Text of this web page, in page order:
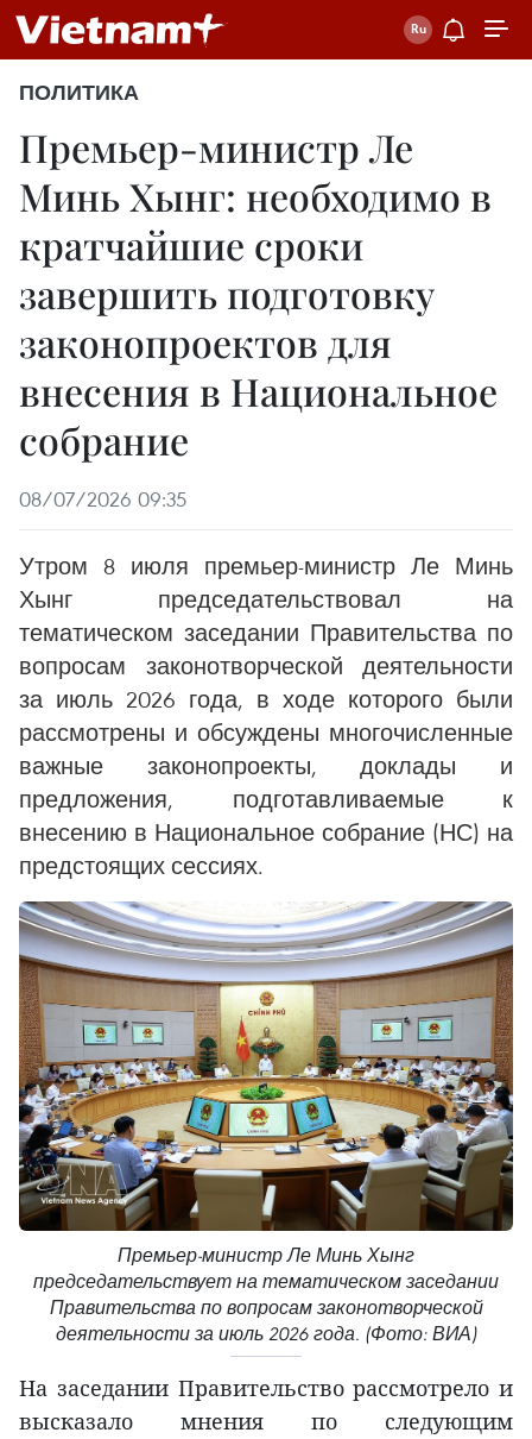
ПОЛИТИКА
Премьер-министр Ле
Минь Хынг: необходимо в
кратчайшие сроки
завершить подготовку
законопроектов для
внесения в Национальное
собрание
08/07/2026 09:35
Утром 8 июля премьер-министр Ле Минь
Хынг председательствовал на
тематическом заседании Правительства по
вопросам законотворческой деятельности
за июль 2026 года, в ходе которого были
рассмотрены и обсуждены многочисленные
важные законопроекты, доклады и
предложения, подготавливаемые к
внесению в Национальное собрание (НС) на
предстоящих сессиях.
Премьер-министр Ле Минь Хынг
председательствует на тематическом заседании
Правительства по вопросам законотворческой
деятельности за июль 2026 года. (Фото: ВИА)
На заседании Правительство рассмотрело и
высказало мнения по следующим